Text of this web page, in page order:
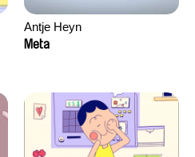
Antje Heyn
Meta